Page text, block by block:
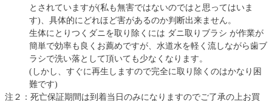
とされていますが(私も無害ではないのではと思ってはいま
す)、具体的にどれほど害があるのか判断出来ません。
生体にとりつくダニを取り除くには ダニ取りブラシ が作業が
簡単で効率も良くお薦めですが、水道水を軽く流しながら歯ブ
ラシで洗い落として頂いても少なくなります。
(しかし、すぐに再生しますので完全に取り除くのはかなり困
難です)
注２：死亡保証期間は到着当日のみになりますのでご了承の上お買